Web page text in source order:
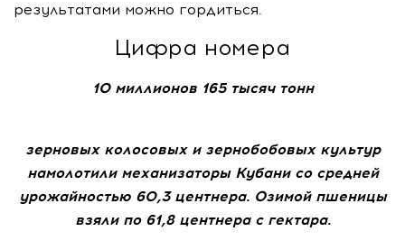
результатами можно гордиться.
Цифра номера
10 миллионов 165 тысяч тонн
зерновых колосовых и зернобобовых культур
намолотили механизаторы Кубани со средней
урожайностью 60,3 центнера. Озимой пшеницы
взяли по 61,8 центнера с гектара.